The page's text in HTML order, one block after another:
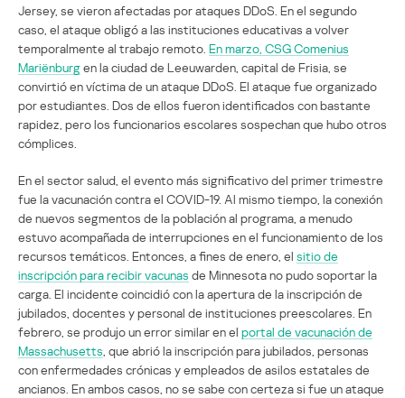
Jersey, se vieron afectadas por ataques DDoS. En el segundo
caso, el ataque obligó a las instituciones educativas a volver
temporalmente al trabajo remoto. En marzo, CSG Comenius
Mariënburgen la ciudad de Leeuwarden, capital de Frisia, se
convirtió en víctima de un ataque DDoS. El ataque fue organizado
por estudiantes. Dos de ellos fueron identificados con bastante
rapidez, pero los funcionarios escolares sospechan que hubo otros
cómplices.
En el sector salud, el evento más significativo del primer trimestre
fue la vacunación contra el COVID-19. Al mismo tiempo, la conexión
de nuevos segmentos de la población al programa, a menudo
estuvo acompañada de interrupciones en el funcionamiento de los
recursos temáticos. Entonces, a fines de enero, el sitio de
inscripción para recibir vacunas de Minnesota no pudo soportar la
carga. El incidente coincidió con la apertura de la inscripción de
jubilados, docentes y personal de instituciones preescolares. En
febrero, se produjo un error similar en el portal de vacunación de
Massachusetts , que abrió la inscripción para jubilados, personas
con enfermedades crónicas y empleados de asilos estatales de
ancianos. En ambos casos, no se sabe con certeza si fue un ataque